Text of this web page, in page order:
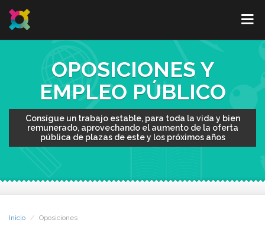
OPOSICIONES Y
EMPLEO PÚBLICO
Consígue un trabajo estable, para toda la vida y bien
remunerado, aprovechando el aumento de la oferta
pública de plazas de este y los próximos años
Inicio Oposiciones